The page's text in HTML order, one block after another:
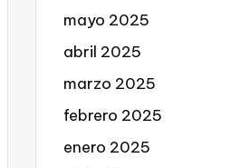
mayo 2025
abril 2025
marzo 2025
febrero 2025
enero 2025